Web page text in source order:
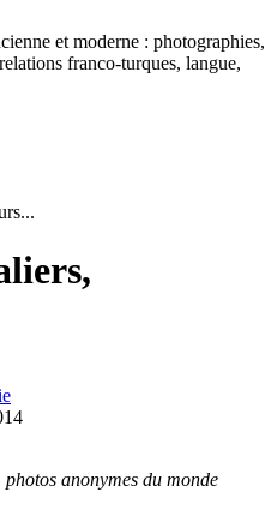
et moderne : photographies,
franco-turques, langue,
anonymes du monde